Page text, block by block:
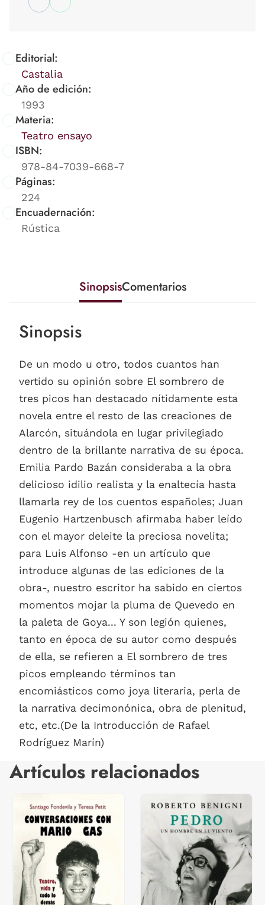
Editorial:
Castalia
Año de edición:
1993
Materia:
Teatro ensayo
ISBN:
978-84-7039-668-7
Páginas:
224
Encuadernación:
Rústica
SinopsisComentarios
Sinopsis
De un modo u otro, todos cuantos han
vertido su opinión sobre El sombrero de
tres picos han destacado nítidamente esta
novela entre el resto de las creaciones de
Alarcón, situándola en lugar privilegiado
dentro de la brillante narrativa de su época.
Emilia Pardo Bazán consideraba a la obra
delicioso idilio realista y la enaltecía hasta
llamarla rey de los cuentos españoles; Juan
Eugenio Hartzenbusch afirmaba haber leído
con el mayor deleite la preciosa novelita;
para Luis Alfonso -en un artículo que
introduce algunas de las ediciones de la
obra-, nuestro escritor ha sabido en ciertos
momentos mojar la pluma de Quevedo en
la paleta de Goya... Y son legión quienes,
tanto en época de su autor como después
de ella, se refieren a El sombrero de tres
picos empleando términos tan
encomiásticos como joya literaria, perla de
la narrativa decimonónica, obra de plenitud,
etc, etc.(De la Introducción de Rafael
Rodríguez Marín)
Artículos relacionados